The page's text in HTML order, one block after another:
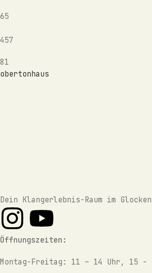
65
457
81
obertonhaus
Dein Klangerlebnis-Raum im
Öffnungszeiten:
Montag-Freitag: 11 – 14 Uhr, 15 -